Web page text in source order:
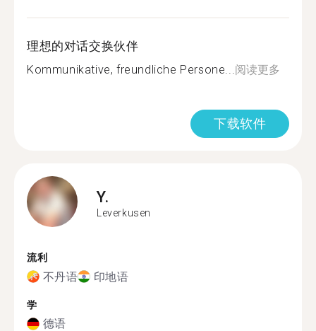
理想的对话交换伙伴
Kommunikative, freundliche Persone...阅读更多
下载软件
Y.
Leverkusen
流利
不丹语 印地语
学
德语